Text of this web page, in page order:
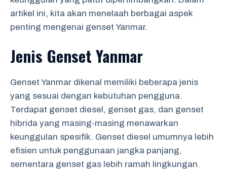
artikel ini, kita akan menelaah berbagai aspek
penting mengenai genset Yanmar.
Jenis Genset Yanmar
Genset Yanmar dikenal memiliki beberapa jenis
yang sesuai dengan kebutuhan pengguna.
Terdapat genset diesel, genset gas, dan genset
hibrida yang masing-masing menawarkan
keunggulan spesifik. Genset diesel umumnya lebih
efisien untuk penggunaan jangka panjang,
sementara genset gas lebih ramah lingkungan.